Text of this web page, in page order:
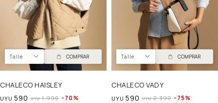
Talle COMPRAR
CHALECO HAISLEY
UYU 590 UYU 1.990 70
Talle COMPRAR
CHALECO VADY
UYU 590 UYU 2.390 75